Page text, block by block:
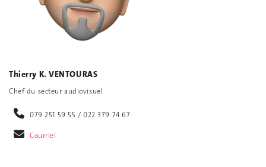
Thierry K. VENTOURAS
Chef du secteur audiovisuel
079 251 59 55 / 022 379 74 67
Courriel